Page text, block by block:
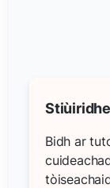
Bidh ar